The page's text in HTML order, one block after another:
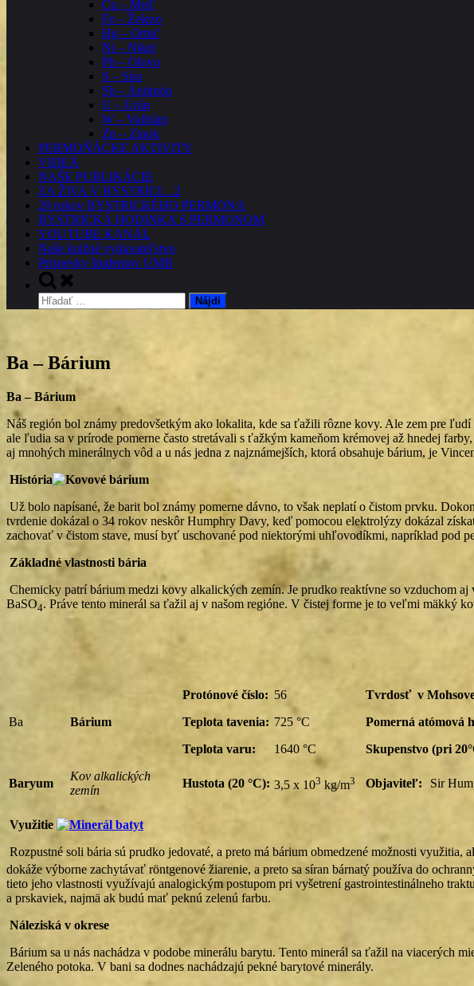
Cu – Meď
Fe – Železo
Hg – Ortuť
Ni – Nikel
Pb – Olovo
S – Síra
Sb – Antimón
U – Urán
W – Volfrám
Zn – Zinok
PERMOŇÁCKE AKTIVITY
VIDEÁ
NAŠE PUBLIKÁCIE
ZA ŽIVA V BYSTRICI…2
20 rokov BYSTRICKÉHO PERMONA
BYSTRICKÁ HODINKA S PERMONOM
YOUTUBE KANÁL
Naše knižné vydavateľstvo
Príspevky študentov UMB
Toggle
search
form
Hľadať:
Ba – Bárium
Ba – Bárium
Náš región bol známy predovšetkým ako lokalita, kde sa ťažili rôzne kovy. Ale zem pre
ale ľudia sa v prírode pomerne často stretávali s ťažkým kameňom krémovej až hnedej
aj mnohých minerálnych vôd a u nás jedna z najznámejších, ktorá obsahuje bárium, je
História
Už bolo napísané, že barit bol známy pomerne dávno, to však neplatí o čistom prvku.
tvrdenie dokázal o 34 rokov neskôr Humphry Davy, keď pomocou elektrolýzy dokázal
zachovať v čistom stave, musí byť uschované pod niektorými uhľovodíkmi, napríklad pod
Základné vlastnosti bária
Chemicky patrí bárium medzi kovy alkalických zemín. Je prudko reaktívne so vzduchom
BaSO4. Práve tento minerál sa ťažil aj v našom regióne. V čistej forme je to veľmi mäkký
Ba Bárium
Protónové číslo: 56
Tvrdosť v
Teplota tavenia: 725 °C Pomerná atómová
Teplota varu:
1640 °C Skupenstvo (pri
Baryum
Kov alkalických
zemín
Hustota (20 °C): 3,5 x 103 kg/m3 Objaviteľ: Sir
Využitie
Rozpustné soli bária sú prudko jedovaté, a preto má bárium obmedzené možnosti využitia,
dokáže výborne zachytávať röntgenové žiarenie, a preto sa síran bárnatý používa do
tieto jeho vlastnosti využívajú analogickým postupom pri vyšetrení gastrointestinálneho
a prskaviek, najmä ak budú mať peknú zelenú farbu.
Náleziská v okrese
Bárium sa u nás nachádza v podobe minerálu barytu. Tento minerál sa ťažil na viacerých
Zeleného potoka. V bani sa dodnes nachádzajú pekné barytové minerály.